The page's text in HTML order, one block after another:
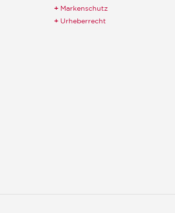
Markenschutz
Urheberrecht